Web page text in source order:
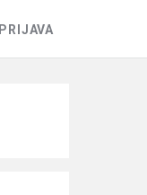
PRIJAVA